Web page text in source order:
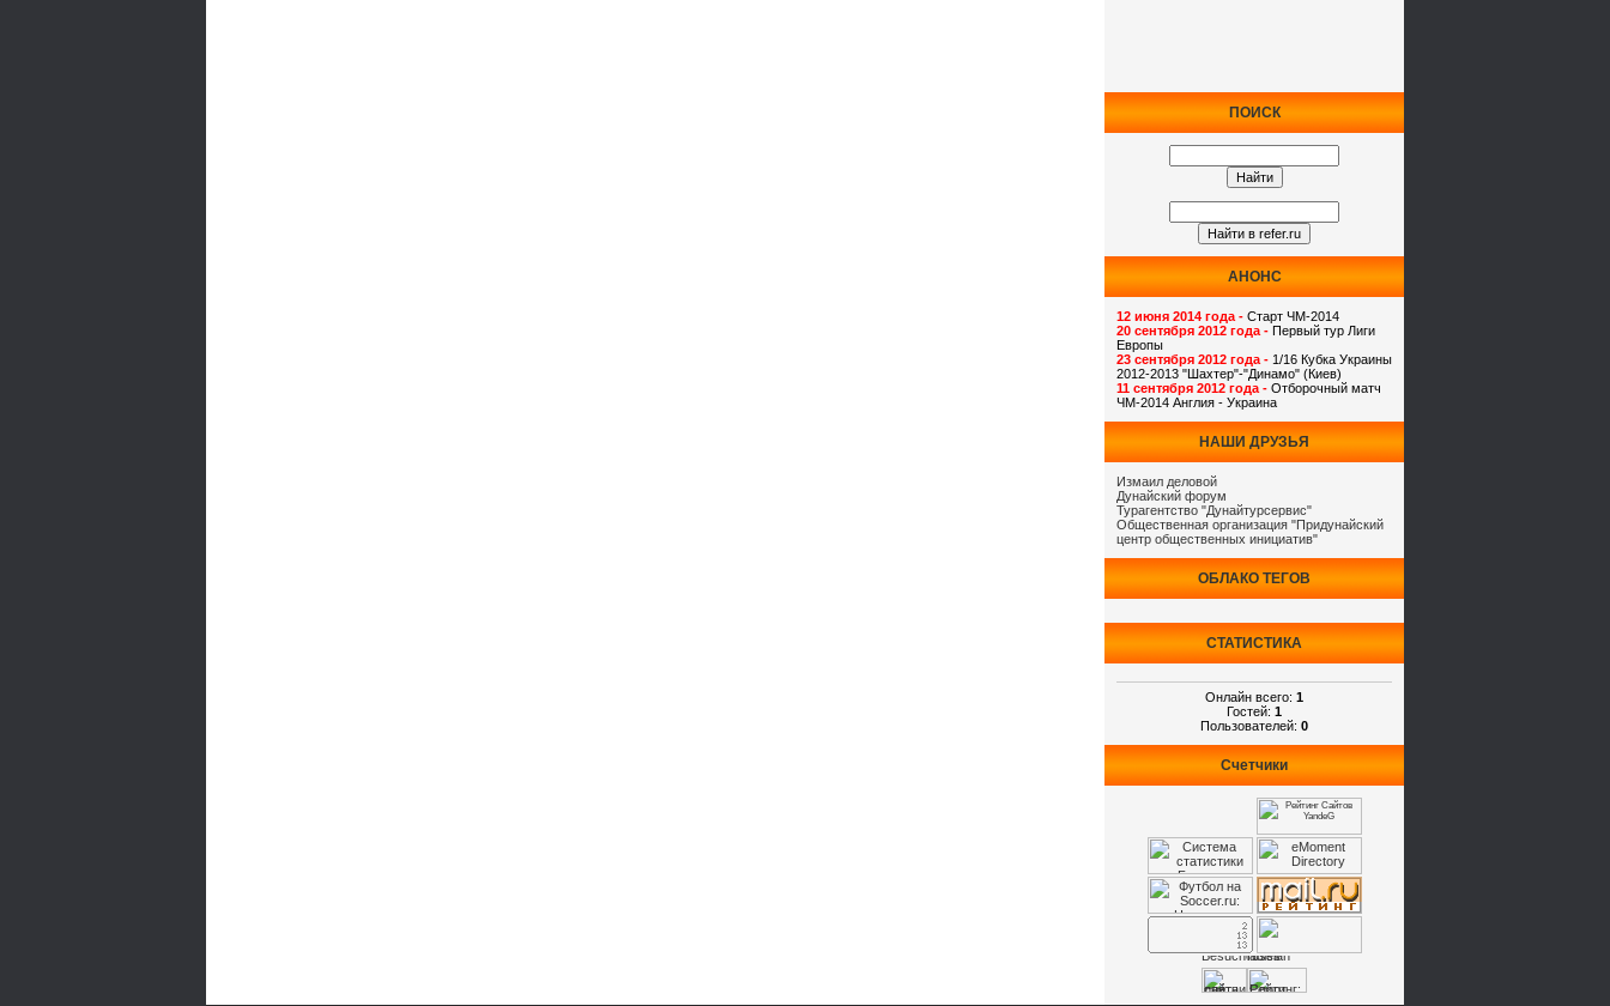
ПОИСК
АНОНС
12 июня 2014 года - Старт ЧМ-2014
20 сентября 2012 года - Первый тур Лиги
Европы
23 сентября 2012 года - 1/16 Кубка Украины
2012-2013 "Шахтер"-"Динамо" (Киев)
11 сентября 2012 года - Отборочный матч
ЧМ-2014 Англия - Украина
НАШИ ДРУЗЬЯ
Измаил деловой
Дунайский форум
Турагентство "Дунайтурсервис"
Общественная организация "Придунайский
центр общественных инициатив"
ОБЛАКО ТЕГОВ
СТАТИСТИКА
Онлайн всего: 1
Гостей: 1
Пользователей: 0
Счетчики